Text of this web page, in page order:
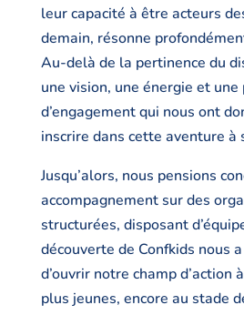
leur capacité à être acteurs
demain, résonne
Au-delà de la pertinence du
une vision, une énergie et une
d’engagement qui nous ont
inscrire dans cette aventure à
Jusqu’alors, nous pensions
accompagnement sur des
structurées, disposant
découverte de Confkids nous
d’ouvrir notre champ d’action
plus jeunes, encore au stade